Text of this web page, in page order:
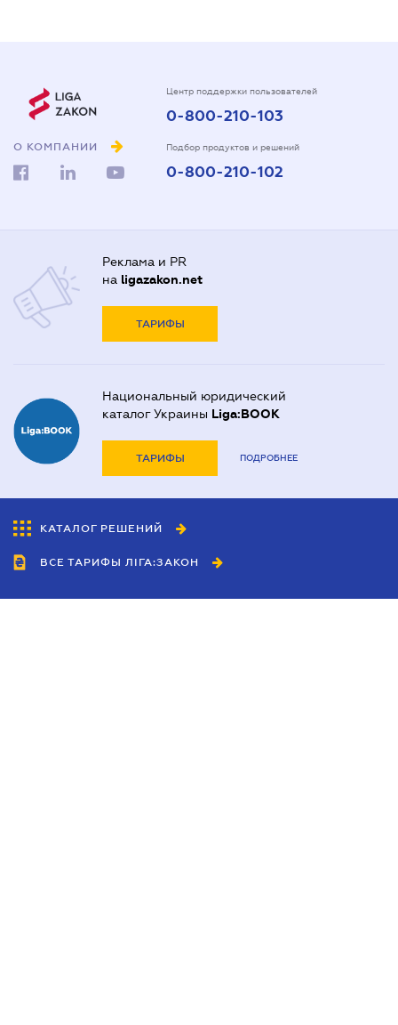
О КОМПАНИИ
Центр поддержки пользователей
0-800-210-103
Подбор продуктов и решений
0-800-210-102
Реклама и PR
на ligazakon.net
ТАРИФЫ
Национальный юридический
каталог Украины Liga:BOOK
ТАРИФЫ ПОДРОБНЕЕ
КАТАЛОГ РЕШЕНИЙ
ВСЕ ТАРИФЫ ЛІГА:ЗАКОН